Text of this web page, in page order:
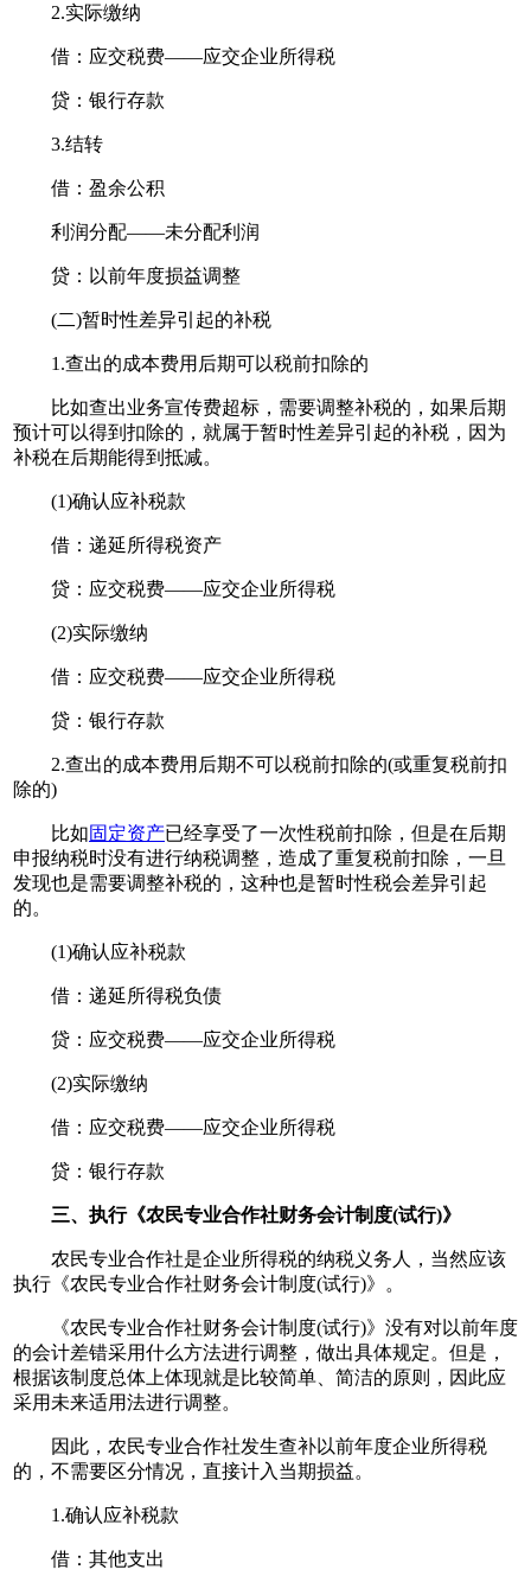
2.实际缴纳
借：应交税费——应交企业所得税
贷：银行存款
3.结转
借：盈余公积
利润分配——未分配利润
贷：以前年度损益调整
(二)暂时性差异引起的补税
1.查出的成本费用后期可以税前扣除的
比如查出业务宣传费超标，需要调整补税的，如果后期
预计可以得到扣除的，就属于暂时性差异引起的补税，因为
补税在后期能得到抵减。
(1)确认应补税款
借：递延所得税资产
贷：应交税费——应交企业所得税
(2)实际缴纳
借：应交税费——应交企业所得税
贷：银行存款
2.查出的成本费用后期不可以税前扣除的(或重复税前扣
除的)
比如固定资产已经享受了一次性税前扣除，但是在后期
申报纳税时没有进行纳税调整，造成了重复税前扣除，一旦
发现也是需要调整补税的，这种也是暂时性税会差异引起
的。
(1)确认应补税款
借：递延所得税负债
贷：应交税费——应交企业所得税
(2)实际缴纳
借：应交税费——应交企业所得税
贷：银行存款
三、执行《农民专业合作社财务会计制度(试行)》
农民专业合作社是企业所得税的纳税义务人，当然应该
执行《农民专业合作社财务会计制度(试行)》。
《农民专业合作社财务会计制度(试行)》没有对以前年度
的会计差错采用什么方法进行调整，做出具体规定。但是，
根据该制度总体上体现就是比较简单、简洁的原则，因此应
采用未来适用法进行调整。
因此，农民专业合作社发生查补以前年度企业所得税
的，不需要区分情况，直接计入当期损益。
1.确认应补税款
借：其他支出